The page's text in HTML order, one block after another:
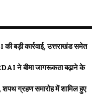
बड़ी कार्रवाई, उत्तराखंड समेत
ने बीमा जागरूकता बढ़ाने के
शपथ ग्रहण समारोह में शामिल हुए